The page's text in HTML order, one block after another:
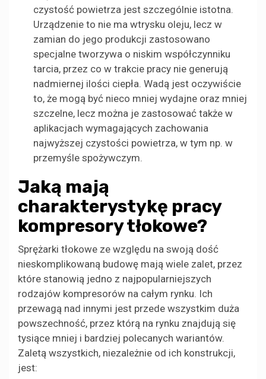
czystość powietrza jest szczególnie istotna.
Urządzenie to nie ma wtrysku oleju, lecz w
zamian do jego produkcji zastosowano
specjalne tworzywa o niskim współczynniku
tarcia, przez co w trakcie pracy nie generują
nadmiernej ilości ciepła. Wadą jest oczywiście
to, że mogą być nieco mniej wydajne oraz mniej
szczelne, lecz można je zastosować także w
aplikacjach wymagających zachowania
najwyższej czystości powietrza, w tym np. w
przemyśle spożywczym.
Jaką mają
charakterystykę pracy
kompresory tłokowe?
Sprężarki tłokowe ze względu na swoją dość
nieskomplikowaną budowę mają wiele zalet, przez
które stanowią jedno z najpopularniejszych
rodzajów kompresorów na całym rynku. Ich
przewagą nad innymi jest przede wszystkim duża
powszechność, przez którą na rynku znajdują się
tysiące mniej i bardziej polecanych wariantów.
Zaletą wszystkich, niezależnie od ich konstrukcji,
jest: